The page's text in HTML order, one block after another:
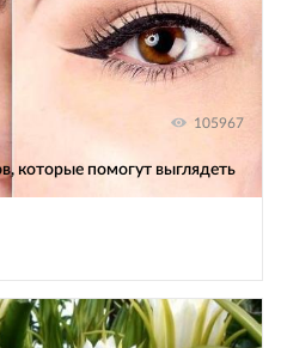
105967
которые помогут выглядеть